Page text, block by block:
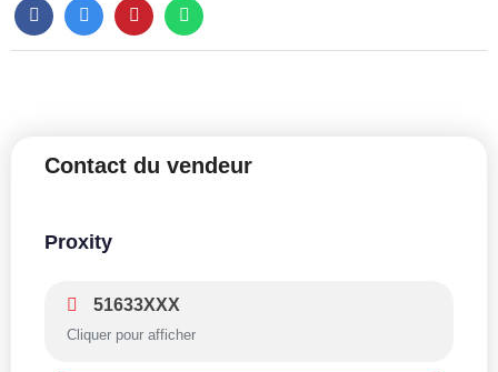
Contact du vendeur
Proxity
51633XXX
Cliquer pour afficher